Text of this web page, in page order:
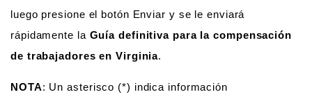
luego presione el botón Enviar y se le enviará
rápidamente la Guía definitiva para la compensación
de trabajadores en Virginia.
NOTA: Un asterisco (*) indica información